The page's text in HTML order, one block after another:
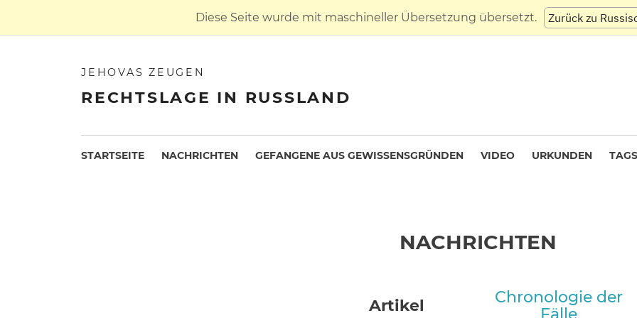
Diese Seite wurde mit maschineller Übersetzung übersetzt. Zurück zu
JEHOVAS ZEUGEN
RECHTSLAGE IN RUSSLAND
STARTSEITE NACHRICHTEN GEFANGENE AUS GEWISSENSGRÜNDEN VIDEO URKUNDEN TAGS
NACHRICHTEN
Artikel
Chronologie der
Fälle